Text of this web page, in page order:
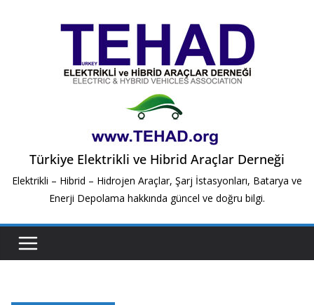
Türkiye Elektrikli ve Hibrid Araçlar Derneği
Elektrikli – Hibrid – Hidrojen Araçlar, Şarj İstasyonları, Batarya ve
Enerji Depolama hakkında güncel ve doğru bilgi.